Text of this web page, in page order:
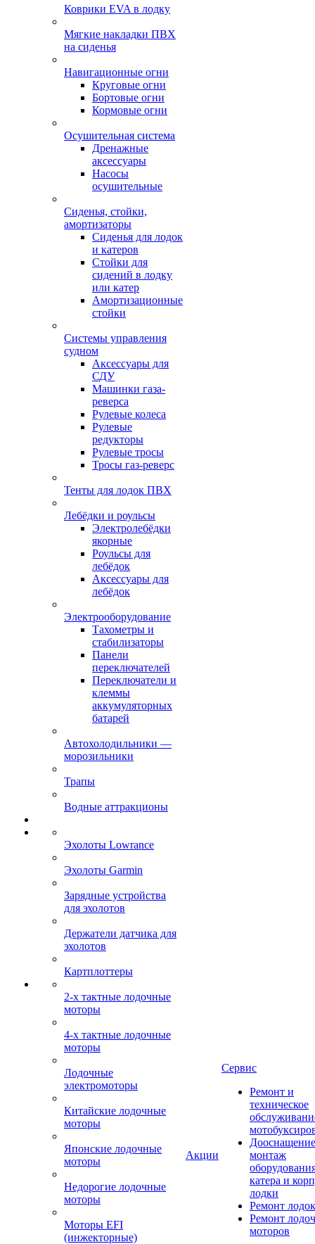
Коврики EVA в лодку
Мягкие накладки ПВХ
на сиденья
Навигационные огни
Круговые огни
Бортовые огни
Кормовые огни
Осушительная система
Дренажные
аксессуары
Насосы
осушительные
Сиденья, стойки,
амортизаторы
Сиденья для лодок
и катеров
Стойки для
сидений в лодку
или катер
Амортизационные
стойки
Системы управления
судном
Аксессуары для
СДУ
Машинки газа-
реверса
Рулевые колеса
Рулевые
редукторы
Рулевые тросы
Тросы газ-реверс
Тенты для лодок ПВХ
Лебёдки и роульсы
Электролебёдки
якорные
Роульсы для
лебёдок
Аксессуары для
лебёдок
Электрооборудование
Тахометры и
стабилизаторы
Панели
переключателей
Переключатели и
клеммы
аккумуляторных
батарей
Автохолодильники —
морозильники
Трапы
Водные аттракционы
Эхолоты Lowrance
Эхолоты Garmin
Зарядные устройства
для эхолотов
Держатели датчика для
эхолотов
Картплоттеры
2-х тактные лодочные
моторы
4-х тактные лодочные
моторы
Лодочные
электромоторы
Китайские лодочные
моторы
Японские лодочные
моторы
Недорогие лодочные
моторы
Моторы EFI
(инжекторные)
Акции
Сервис
Ремонт и
техническое
монтаж
катера и
лодки
Ремонт
Ремонт
моторов